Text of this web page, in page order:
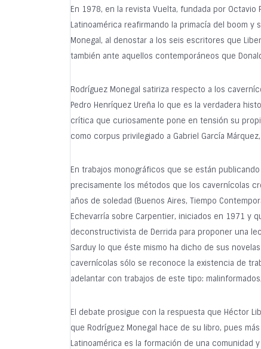
En 1978, en la revista Vuelta, fundada por
Latinoamérica reafirmando la primacía del boom
Monegal, al denostar a los seis escritores que
también ante aquellos contemporáneos que
Rodríguez Monegal satiriza respecto a los
Pedro Henríquez Ureña lo que es la verdadera
crítica que curiosamente pone en tensión su
como corpus privilegiado a Gabriel García
En trabajos monográficos que se están
precisamente los métodos que los cavernícolas
años de soledad (Buenos Aires, Tiempo
Echevarría sobre Carpentier, iniciados en 1971 y
deconstructivista de Derrida para proponer una
Sarduy lo que éste mismo ha dicho de sus
cavernícolas sólo se reconoce la existencia de
adelantar con trabajos de este tipo:
El debate prosigue con la respuesta que Héctor
que Rodríguez Monegal hace de su libro, pues
Latinoamérica es la formación de una